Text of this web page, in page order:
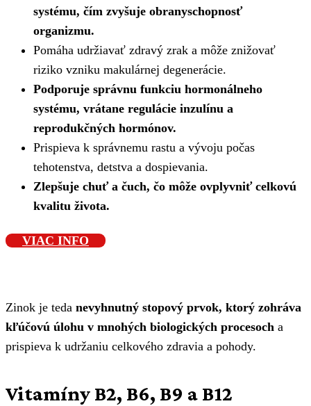
systému, čím zvyšuje obranyschopnosť
organizmu.
Pomáha udržiavať zdravý zrak a môže znižovať
riziko vzniku makulárnej degenerácie.
Podporuje správnu funkciu hormonálneho
systému, vrátane regulácie inzulínu a
reprodukčných hormónov.
Prispieva k správnemu rastu a vývoju počas
tehotenstva, detstva a dospievania.
Zlepšuje chuť a čuch, čo môže ovplyvniť celkovú
kvalitu života.
VIAC INFO
Zinok je teda nevyhnutný stopový prvok, ktorý zohráva
kľúčovú úlohu v mnohých biologických procesoch a
prispieva k udržaniu celkového zdravia a pohody.
Vitamíny B2, B6, B9 a B12